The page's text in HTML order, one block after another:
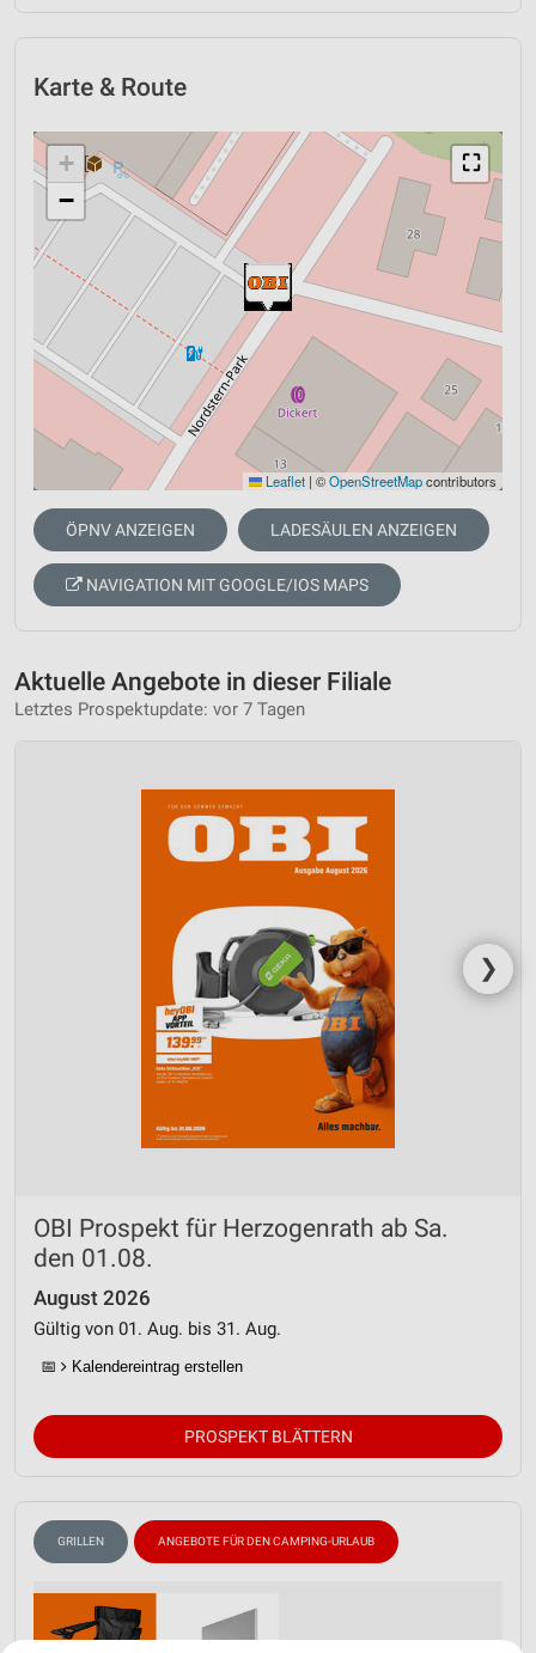
Karte & Route
⛶
+
−
Leaflet | ©OpenStreetMapcontributors
ÖPNV ANZEIGEN LADESÄULEN ANZEIGEN
NAVIGATION MIT GOOGLE/IOS MAPS
Aktuelle Angebote in dieser Filiale
Letztes Prospektupdate: vor 7 Tagen
❯
OBI Prospekt für Herzogenrath ab Sa.
den 01.08.
August 2026
Gültig von 01. Aug. bis 31. Aug.
📅 Kalendereintrag erstellen
PROSPEKT BLÄTTERN
GRILLEN ANGEBOTE FÜR DEN CAMPING-URLAUB